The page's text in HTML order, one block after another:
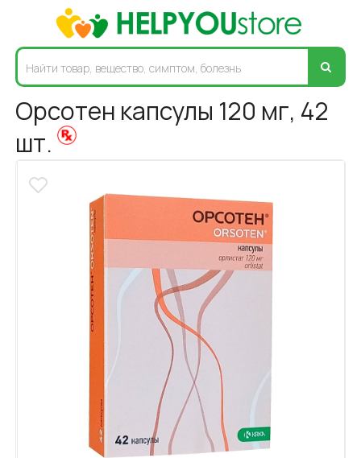
Орсотен капсулы 120 мг, 42
шт.